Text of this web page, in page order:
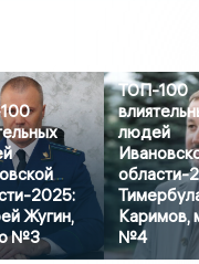
2025:
Жугин,
№3
ТОП-100
людей
области-
Каримов,
№4